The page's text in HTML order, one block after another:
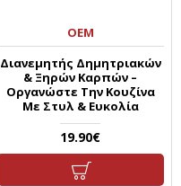
OEM
Διανεμητής Δημητριακών
& Ξηρών Καρπών –
Οργανώστε Την Κουζίνα
Με Στυλ & Ευκολία
19.90€